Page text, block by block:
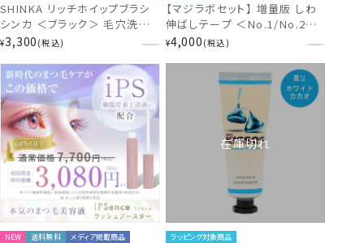
SHINKA リッチホイップブラシ
シンカ ＜ブラック＞ 毛穴洗浄
とろける濃密な泡×超極細毛
¥3,300 税込
【マジラボセット】 増量版 しわ
伸ばしテープ ＜No.1/No.2＞
＋ 専用フェイスクリーム
¥4,000 税込
NEW 送料無料
メディア掲載商品
在庫切れ
ラッピング対象商品